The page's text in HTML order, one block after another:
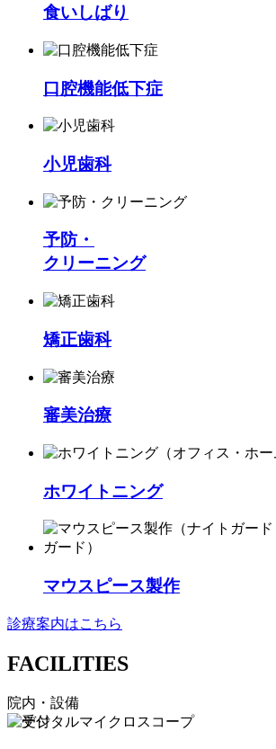
食いしばり
口腔機能低下症
小児歯科
予防・
クリーニング
矯正歯科
審美治療
ホワイトニング
マウスピース製作
診療案内はこちら
FACILITIES
院内・設備